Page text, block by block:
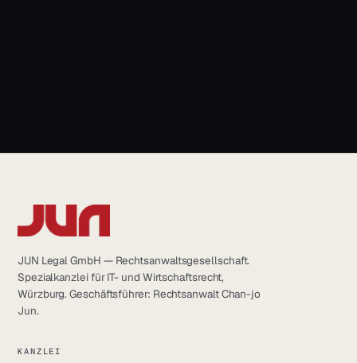
JUN Legal GmbH — Rechtsanwaltsgesellschaft.
Spezialkanzlei für IT- und Wirtschaftsrecht,
Würzburg. Geschäftsführer: Rechtsanwalt Chan-jo
Jun.
KANZLEI